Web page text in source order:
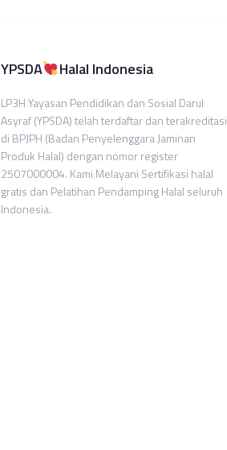
YPSDA Halal Indonesia
LP3H Yayasan Pendidikan dan Sosial Darul
Asyraf (YPSDA) telah terdaftar dan terakreditasi
di BPJPH (Badan Penyelenggara Jaminan
Produk Halal) dengan nomor register
2507000004. Kami Melayani Sertifikasi halal
gratis dan Pelatihan Pendamping Halal seluruh
Indonesia.